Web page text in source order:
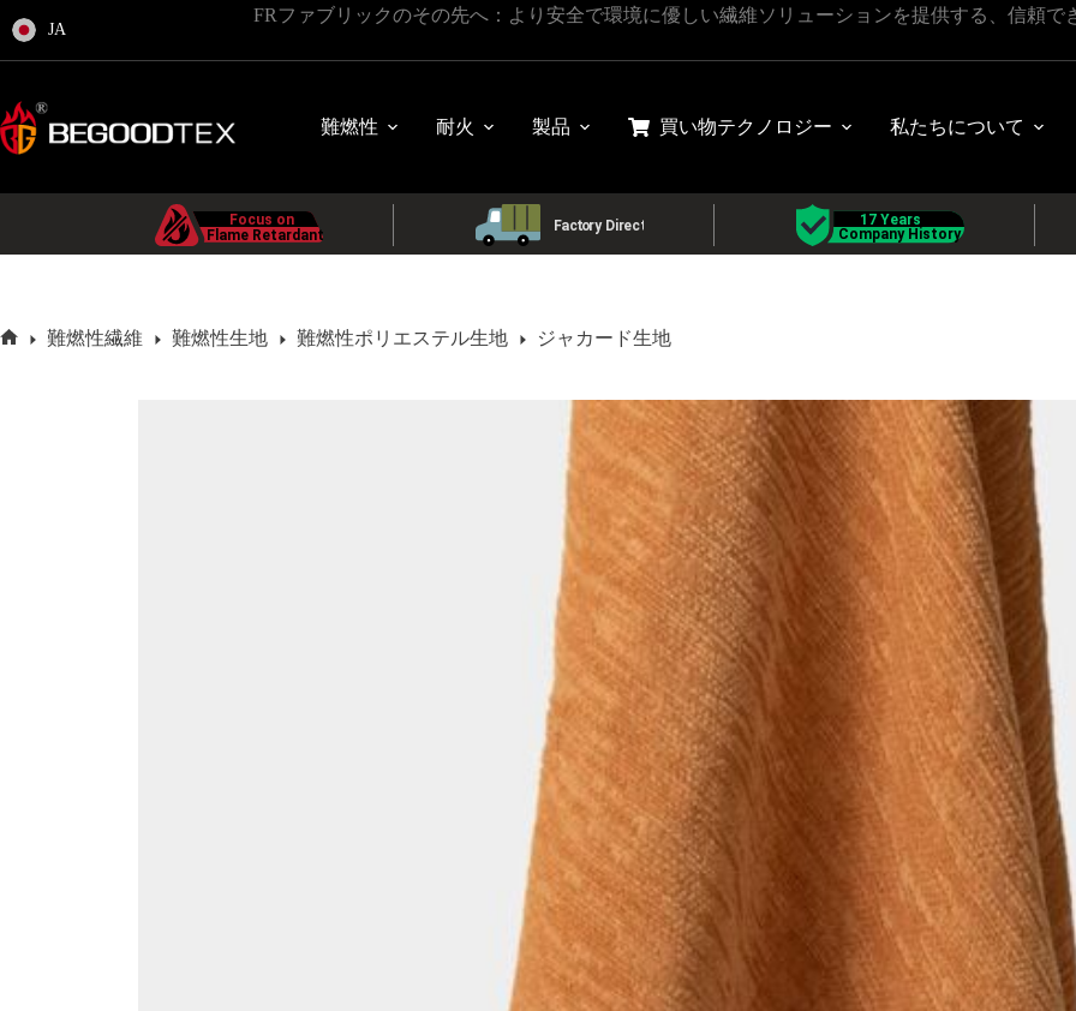
ン
テ
ツ
に
ス
JA
FRファブリックのその先へ：より安全で環境に優しい繊維ソリューションを提供する、信頼で
難燃性 耐火 製品 買い物テクノロジー 私たちについて
難燃性繊維 難燃性生地 難燃性ポリエステル生地 ジャカード生地